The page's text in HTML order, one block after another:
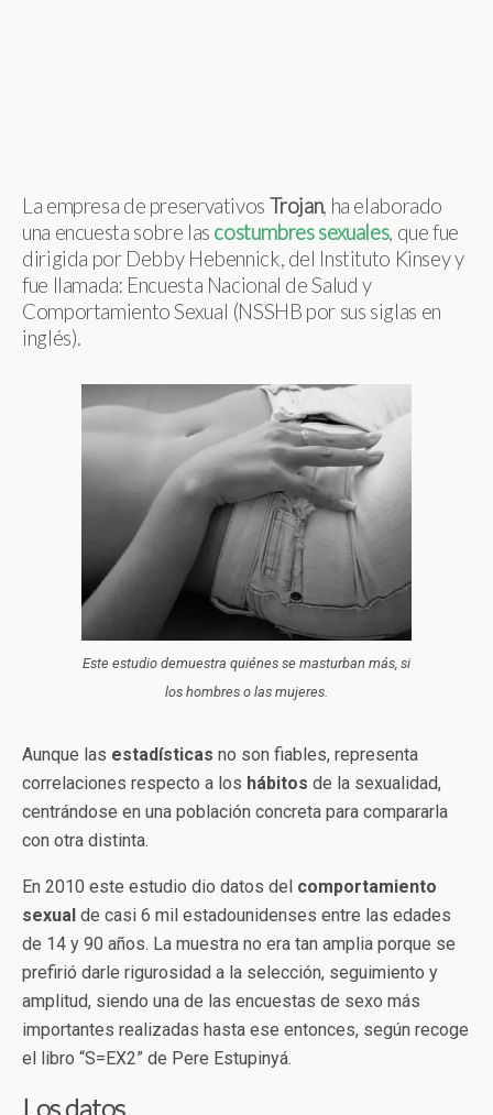
La empresa de preservativos Trojan, ha elaborado
una encuesta sobre las costumbressexuales, que fue
dirigida por Debby Hebennick, del Instituto Kinsey y
fue llamada: Encuesta Nacional de Salud y
Comportamiento Sexual (NSSHB por sus siglas en
inglés).
Este estudio demuestra quiénes se masturban más, si
los hombres o las mujeres.
Aunque las estadísticas no son fiables, representa
correlaciones respecto a los hábitos de la sexualidad,
centrándose en una población concreta para compararla
con otra distinta.
En 2010 este estudio dio datos del comportamiento
sexual de casi 6 mil estadounidenses entre las edades
de 14 y 90 años. La muestra no era tan amplia porque se
prefirió darle rigurosidad a la selección, seguimiento y
amplitud, siendo una de las encuestas de sexo más
importantes realizadas hasta ese entonces, según recoge
el libro “S=EX2” de Pere Estupinyá.
Los datos